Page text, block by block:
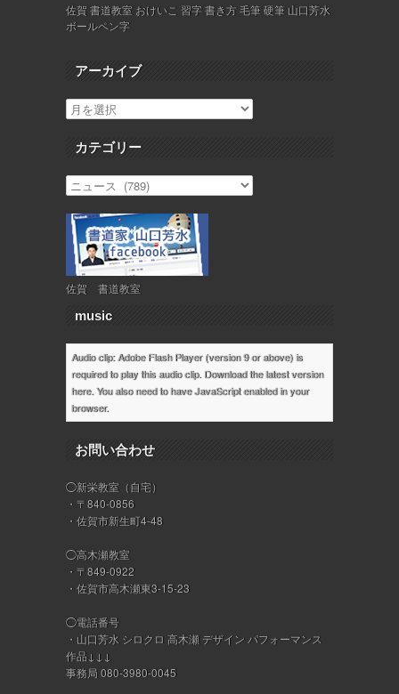
佐賀 書道教室 おけいこ 習字 書き方 毛筆 硬筆 山口芳水
ボールペン字
アーカイブ
カテゴリー
佐賀 書道教室
music
Audio clip: Adobe Flash Player (version 9 or above) is
required to play this audio clip. Download the latest version
here. You also need to have JavaScript enabled in your
browser.
お問い合わせ
◯新栄教室（自宅）
・〒840-0856
・佐賀市新生町4-48
◯高木瀬教室
・〒849-0922
・佐賀市高木瀬東3-15-23
◯電話番号
・山口芳水 シロクロ 高木瀬 デザイン パフォーマンス
作品↓↓↓
事務局 080-3980-0045